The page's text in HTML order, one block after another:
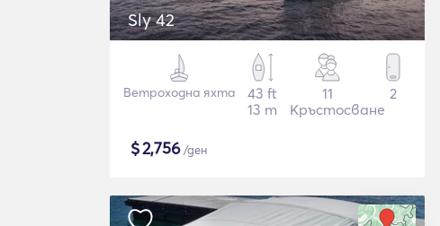
Sly 42
Ветроходна яхта
43 ft
13 m
11
Кръстосване
2
$2,756/ден